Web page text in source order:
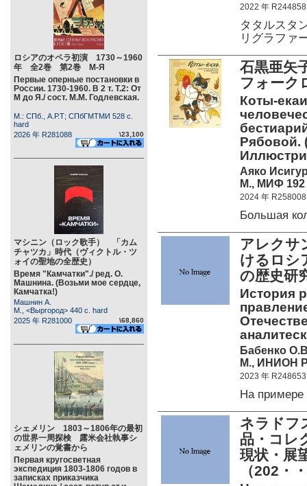
ロシアのオペラ初演 1730～1960
年 全2巻 第2巻 М-Я
Первые оперные постановки в
России. 1730-1960. В 2 т. Т.2: От
М до Я./ сост. М.М. Годлевская.
М.: СПб., А.Р.Т; СПбГМТМИ 528 c.
hard
2026 年 R281088
\23,100
マシニン（ロック歌手） 「カム
チャツカ」時代（ヴィクトル・ツ
ォイの聖地の全歴史）
Время "Камчатки"./ ред. О.
Машнина. (Возьми мое сердце,
Камчатка!)
Машнин А.
М., <Выргород> 440 c. hard
2025 年 R281000
\68,860
シェメリン 1803～1806年の最初
の世界一周探検 露米会社執事シ
ェメリンの覚書から
Первая кругосветная
экспедиция 1803-1806 годов в
записках приказчика
2022 年 R244858
タタルスタ
リグラファ
石黒亜矢
フォーク
Коты-
Рябовой.
Аяко
М., МИФ 192
2024 年 R258008
Большая
アレクサ
けるロシ
の歴史研
История
Бабенко
М., ИНИОН
2023 年 R248653
На примере
ネラドフ
品・コレ
現状・
（202・